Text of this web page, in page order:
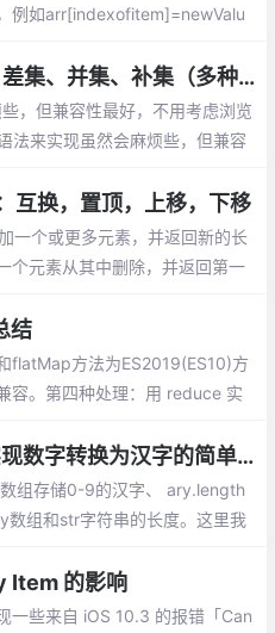
例如arr[indexofitem]=newValu
JS计算两个数组的交集、差集、并集、补集（多种实现方式）
，但兼容性最好，不用考虑浏览
法来实现虽然会麻烦些，但兼容
互换，置顶，上移，下移
一个或更多元素，并返回新的长
个元素从其中删除，并返回第一
结
flatMap方法为ES2019(ES10)方
容。第四种处理：用 reduce 实
js使用数组+循环+条件实现数字转换为汉字的简单方法。
组存储0-9的汉字、 ary.length
组和str字符串的长度。这里我
Item 的影响
一些来自 iOS 10.3 的报错「Can